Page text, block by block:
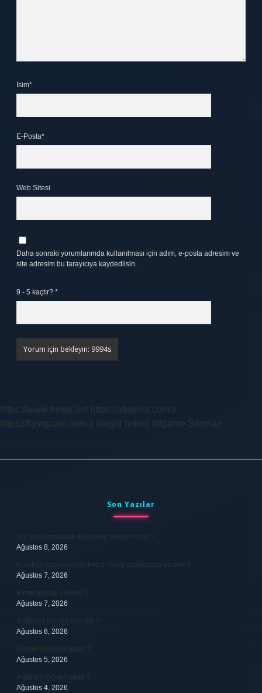
İsim*
E-Posta*
Web Sitesi
Daha sonraki yorumlarımda kullanılması için adım, e-posta adresim ve
site adresim bu tarayıcıya kaydedilsin.
9 - 5 kaçtır? *
https://www.frmtrk.net https://atlasnet.com.tr
https://flyingcam.com.tr knight online nttgame Sitemap
Son Yazılar
Toz kondurmamak deyiminin anlamı nedir ?
Ağustos 8, 2026
Kurutma makinesinde kotlar hangi programda yıkanır ?
Ağustos 7, 2026
Kimin averajı yüksek ?
Ağustos 7, 2026
Boğazda parazit olur mu ?
Ağustos 6, 2026
Kubbet-ül-İslam nedir ?
Ağustos 5, 2026
Avarların görevi nedir ?
Ağustos 4, 2026